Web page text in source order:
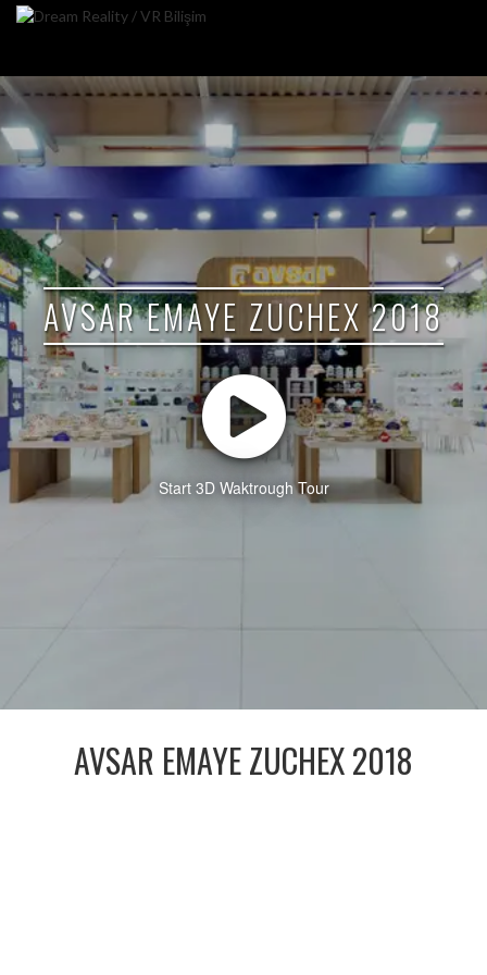
AVSAR EMAYE ZUCHEX 2018
Start 3D Waktrough Tour
AVSAR EMAYE ZUCHEX 2018